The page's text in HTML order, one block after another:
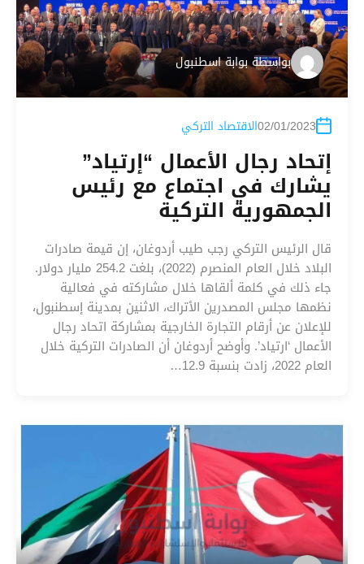
بواسطةبوابة اسطنبول
02/01/2023الاقتصاد التركي
إتحاد رجال الأعمال “إرتياد”
يشارك في اجتماع مع رئيس
الجمهورية التركية
قال الرئيس التركي رجب طيب أردوغان، إن قيمة صادرات
البلاد خلال العام المنصرم (2022)، بلغت 254.2 مليار دولار.
جاء ذلك في كلمة ألقاها خلال مشاركته في فعالية
نظمها مجلس المصدرين الأتراك، الاثنين بمدينة إسطنبول،
للإعلان عن أرقام التجارة الخارجية بمشاركة اتحاد رجال
الأعمال ‘ارتياد’. وأوضح أردوغان أن الصادرات التركية خلال
العام 2022، زادت بنسبة 12.9…